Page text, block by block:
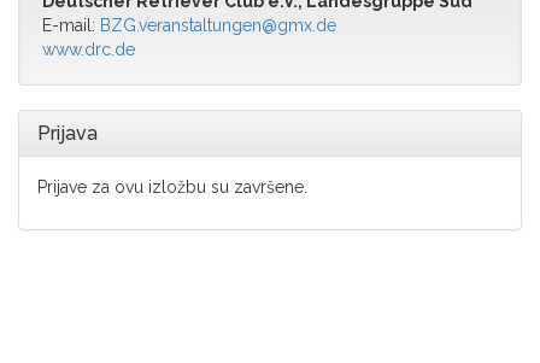
E-mail: BZG.veranstaltungen@gmx.de
www.drc.de
Prijava
Prijave za ovu izložbu su završene.